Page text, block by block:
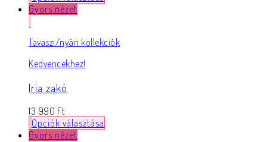
Gyors nézet
Tavaszi/nyári kollekciók
Kedvencekhez!
Iria zakó
13 990 Ft
Opciók választása
Gyors nézet